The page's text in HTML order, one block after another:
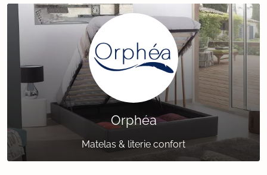
Orphéa
Matelas & literie confort